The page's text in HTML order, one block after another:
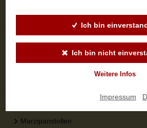
Ich bin
Ich bin nicht
Weitere Infos
Impressum
Versandinformationen
Zahlungsarten
Widerrufsbelehrung
Marzipanstollen